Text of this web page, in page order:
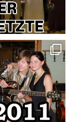
zur Musik bleibt!
Als wir...
160 26